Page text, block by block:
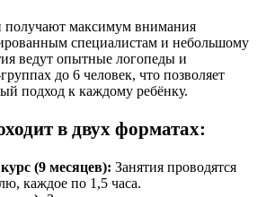
получают максимум внимания
специалистам и небольшому
ведут опытные логопеды и
до 6 человек, что позволяет
подход к каждому ребёнку.
в двух форматах:
(9 месяцев): Занятия проводятся
каждое по 1,5 часа.